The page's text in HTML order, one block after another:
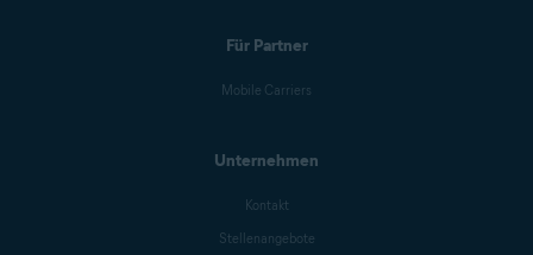
Für Partner
Mobile Carriers
Unternehmen
Kontakt
Stellenangebote